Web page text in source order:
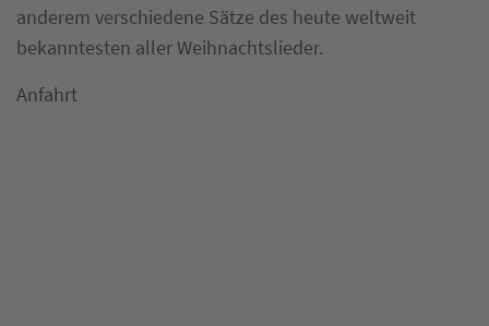
anderem verschiedene Sätze des heute weltweit
bekanntesten aller Weihnachtslieder.
Anfahrt